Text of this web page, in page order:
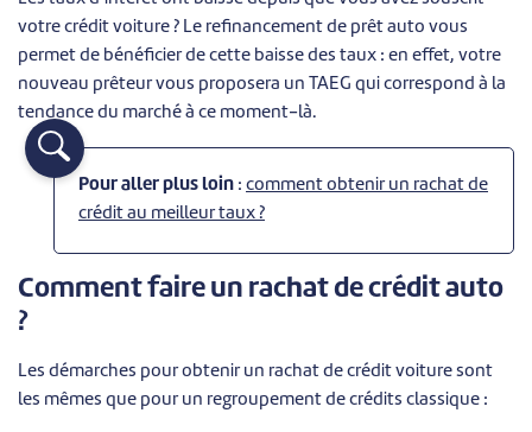
votre crédit voiture ? Le refinancement de prêt auto vous
permet de bénéficier de cette baisse des taux : en effet, votre
nouveau prêteur vous proposera un TAEG qui correspond à la
tendance du marché à ce moment-là.
Pour aller plus loin : comment obtenir un rachat de
crédit au meilleur taux ?
Comment faire un rachat de crédit auto
?
Les démarches pour obtenir un rachat de crédit voiture sont
les mêmes que pour un regroupement de crédits classique :